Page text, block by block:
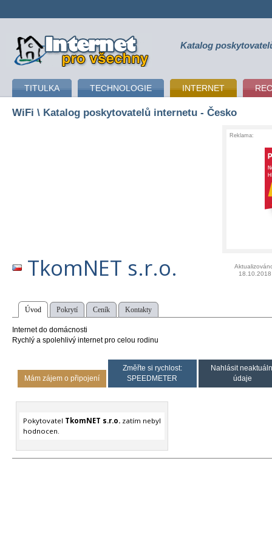
připojení k internetu Katalog
TITULKA TECHNOLOGIE INTERNET
WiFi \ Katalog poskytovatelů internetu - Česko
Reklama:
TkomNET s.r.o.
18.10.2018
Úvod Pokrytí Ceník Kontakty
Internet do domácnosti
Rychlý a spolehlivý internet pro celou rodinu
Mám zájem o připojení
Změřte si rychlost:
SPEEDMETER
Nahlásit
údaje
Pokytovatel TkomNET s.r.o.zatím nebyl
hodnocen.